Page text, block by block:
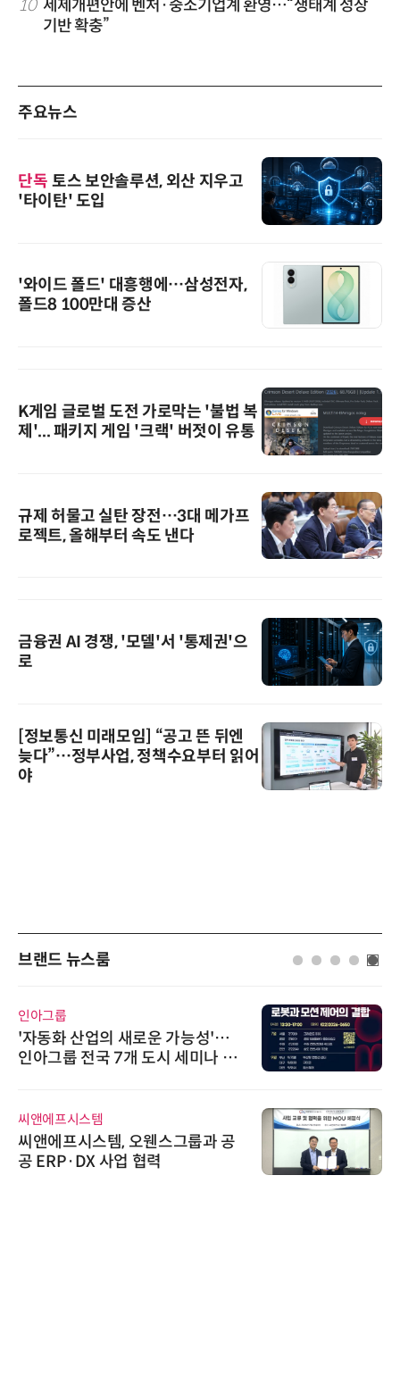
10 세제개편안에 벤처·중소기업계 환영…“생태계 성장
기반 확충”
주요뉴스
단독 토스 보안솔루션, 외산 지우고
'타이탄' 도입
'와이드 폴드' 대흥행에…삼성전자,
폴드8 100만대 증산
K게임 글로벌 도전 가로막는 '불법 복
제'... 패키지 게임 '크랙' 버젓이 유통
규제 허물고 실탄 장전…3대 메가프
로젝트, 올해부터 속도 낸다
금융권 AI 경쟁, '모델'서 '통제권'으
로
[정보통신 미래모임] “공고 뜬 뒤엔
늦다”…정부사업, 정책수요부터 읽어
야
브랜드 뉴스룸
운 가능성'…
시 세미나 페
스그룹과 공
력
로옴세미컨덕터코리아
로옴, 발진 출력 4배
라헤르츠파 발진 디
다래전략사업화센터
다래전략사업화센
026'서 글로벌 빅파
스 미팅 지원…K-바